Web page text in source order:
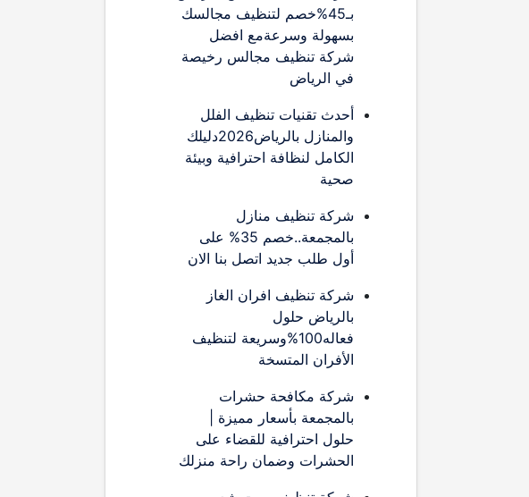
بـ45%خصم لتنظيف مجالسك
بسهولة وسرعةمع افضل
شركة تنظيف مجالس رخيصة
في الرياض
أحدث تقنيات تنظيف الفلل
والمنازل بالرياض2026دليلك
الكامل لنظافة احترافية وبيئة
صحية
شركة تنظيف منازل
بالمجمعة..خصم 35% على
أول طلب جديد اتصل بنا الان
شركة تنظيف افران الغاز
بالرياض حلول
فعاله100%وسريعة لتنظيف
الأفران المتسخة
شركة مكافحة حشرات
بالمجمعة بأسعار مميزة |
حلول احترافية للقضاء على
الحشرات وضمان راحة منزلك